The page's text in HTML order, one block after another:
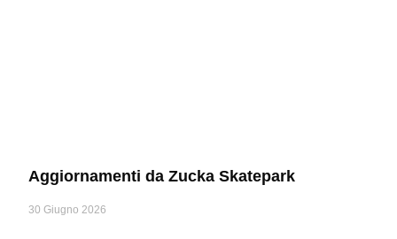
Aggiornamenti da Zucka Skatepark
30 Giugno 2026